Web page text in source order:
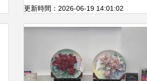
更新時間：2026-06-19 14:01:02